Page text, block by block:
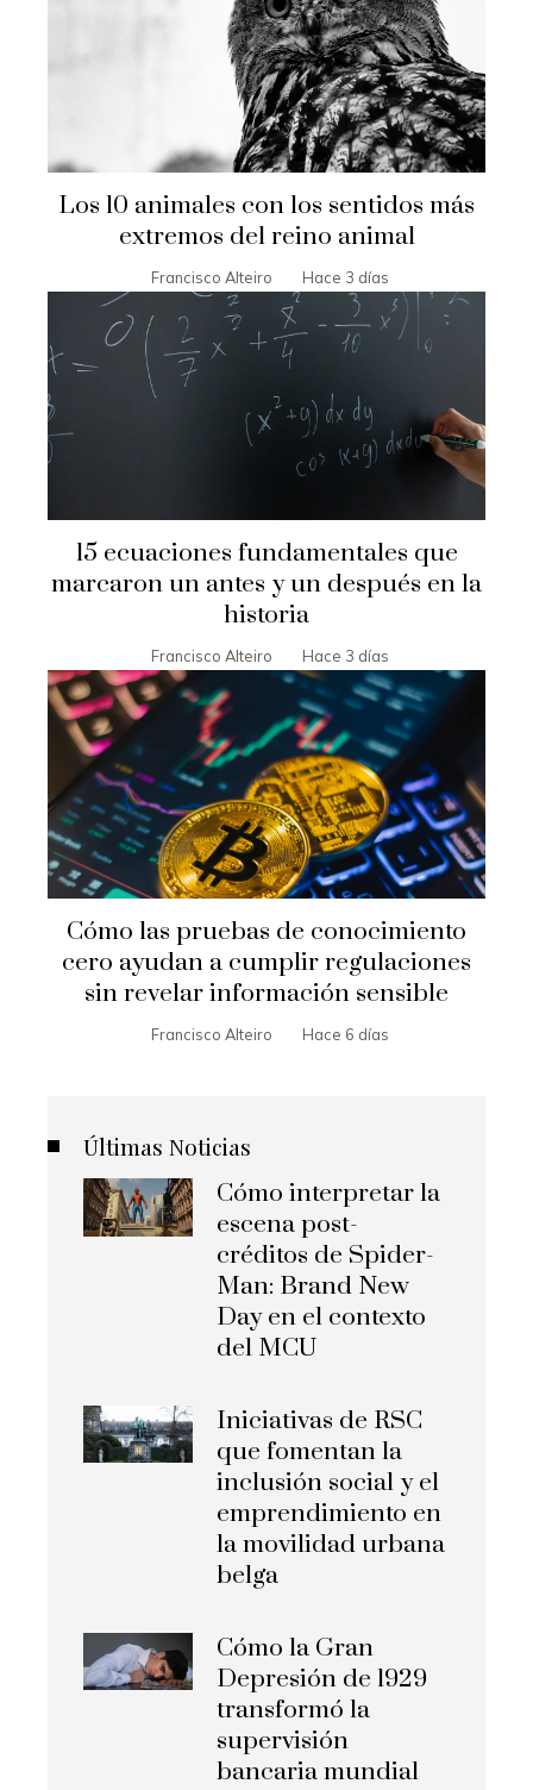
Los 10 animales con los sentidos más
extremos del reino animal
Francisco Alteiro Hace 3 días
15 ecuaciones fundamentales que
marcaron un antes y un después en la
historia
Francisco Alteiro Hace 3 días
Cómo las pruebas de conocimiento
cero ayudan a cumplir regulaciones
sin revelar información sensible
Francisco Alteiro Hace 6 días
Últimas Noticias
Cómo interpretar la
escena post-
créditos de Spider-
Man: Brand New
Day en el contexto
del MCU
Iniciativas de RSC
que fomentan la
inclusión social y el
emprendimiento en
la movilidad urbana
belga
Cómo la Gran
Depresión de 1929
transformó la
supervisión
bancaria mundial